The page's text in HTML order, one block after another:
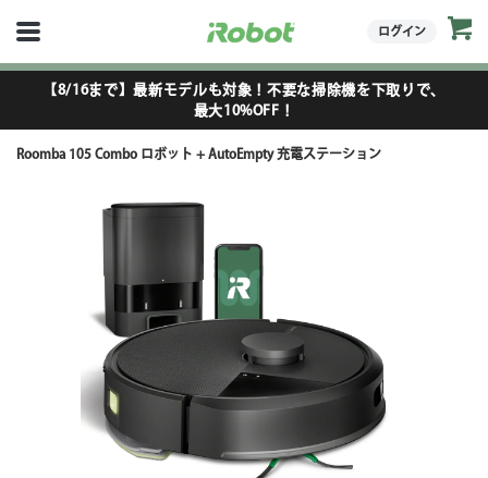
ログイン
【8/16まで】最新モデルも対象！不要な掃除機を下取りで、
最大10%OFF！
Roomba 105 Combo ロボット + AutoEmpty 充電ステーション